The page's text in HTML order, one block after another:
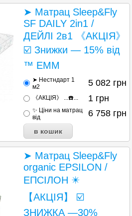
➤ Матрац Sleep&Fly
SF DAILY 2in1 /
ДЕЙЛІ 2в1 《АКЦІЯ》
☑️ Знижки — 15% від
™ ЕММ
➤ Нестндарт 1
м2
5 082 грн
《АКЦІЯ》 ...☎️... 1 грн
✨ Ціни на матрац
від
6 758 грн
➤ Матрац Sleep&Fly
organic EPSILON /
ЕПСІЛОН ✴️
【АКЦІЯ】 ☑️
ЗНИЖКА —30%